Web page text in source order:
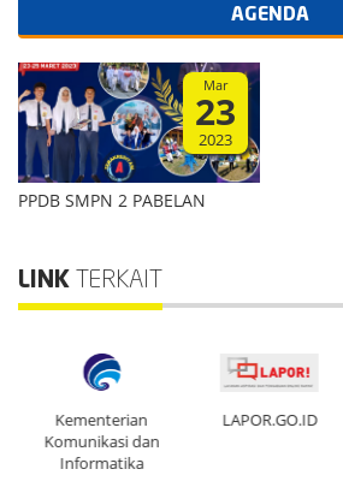
AGENDA
Mar
23
2023
PPDB SMPN 2 PABELAN
LINK TERKAIT
Kementerian
Komunikasi dan
Informatika
LAPOR.GO.ID